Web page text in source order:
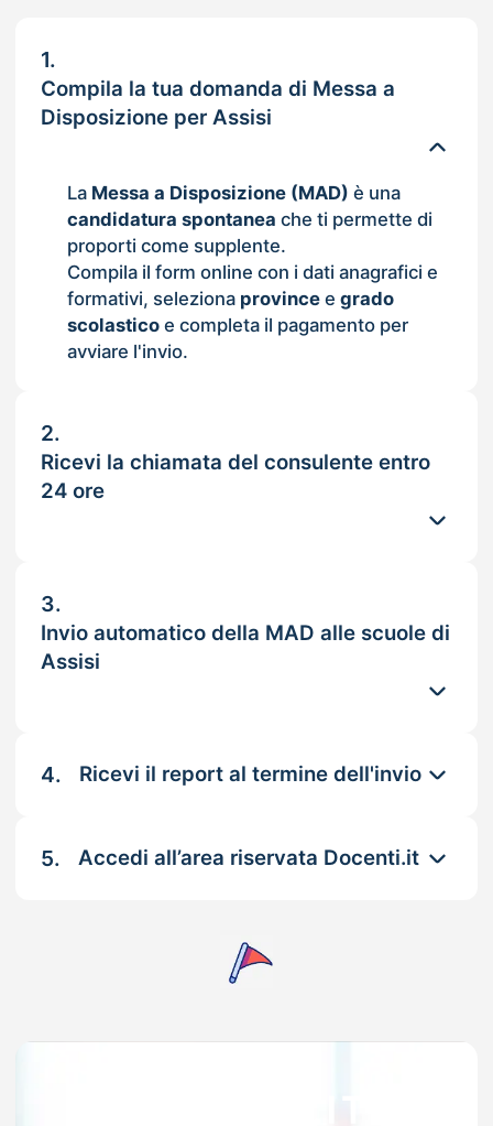
1.
Compila la tua domanda di Messa a
Disposizione per Assisi
La Messa a Disposizione (MAD) è una
candidatura spontanea che ti permette di
proporti come supplente.
Compila il form online con i dati anagrafici e
formativi, seleziona provincee grado
scolasticoe completa il pagamento per
avviare l'invio.
2.
Ricevi la chiamata del consulente entro
24 ore
3.
Invio automatico della MAD alle scuole di
Assisi
4. Ricevi il report al termine dell'invio
5. Accedi all’area riservata Docenti.it